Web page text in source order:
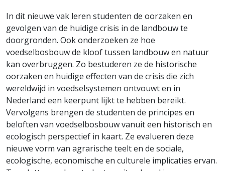
In dit nieuwe vak leren studenten de oorzaken en
gevolgen van de huidige crisis in de landbouw te
doorgronden. Ook onderzoeken ze hoe
voedselbosbouw de kloof tussen landbouw en natuur
kan overbruggen. Zo bestuderen ze de historische
oorzaken en huidige effecten van de crisis die zich
wereldwijd in voedselsystemen ontvouwt en in
Nederland een keerpunt lijkt te hebben bereikt.
Vervolgens brengen de studenten de principes en
beloften van voedselbosbouw vanuit een historisch en
ecologisch perspectief in kaart. Ze evalueren deze
nieuwe vorm van agrarische teelt en de sociale,
ecologische, economische en culturele implicaties ervan.